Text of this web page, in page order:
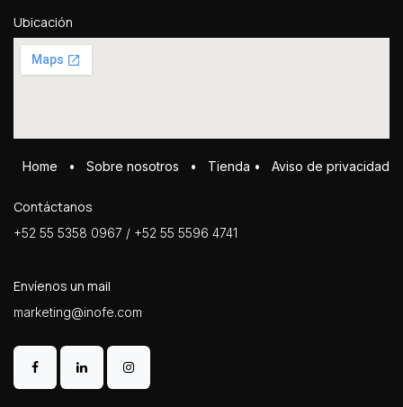
Ubicación
Home • Sobre ​n​osotros • Tienda • Aviso de privacidad
Contáctanos
+52 55 5358 0967 / +52 55 5596 4741
Envíenos un mail
marketing@inofe.com